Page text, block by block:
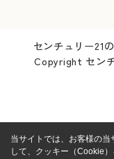
センチュリー21
Copyright セン
当サイトでは、お客様の当
して、クッキー（Cookie）